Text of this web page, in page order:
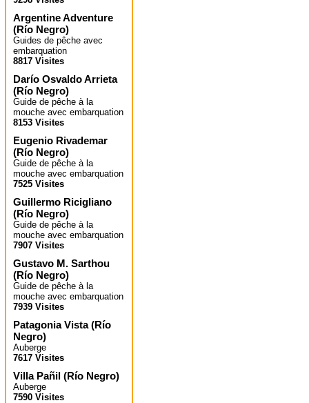
Argentine Adventure
(Río Negro)
Guides de pêche avec
embarquation
8817 Visites
Darío Osvaldo Arrieta
(Río Negro)
Guide de pêche à la
mouche avec embarquation
8153 Visites
Eugenio Rivademar
(Río Negro)
Guide de pêche à la
mouche avec embarquation
7525 Visites
Guillermo Ricigliano
(Río Negro)
Guide de pêche à la
mouche avec embarquation
7907 Visites
Gustavo M. Sarthou
(Río Negro)
Guide de pêche à la
mouche avec embarquation
7939 Visites
Patagonia Vista(Río
Negro)
Auberge
7617 Visites
Villa Pañil (Río Negro)
Auberge
7590 Visites